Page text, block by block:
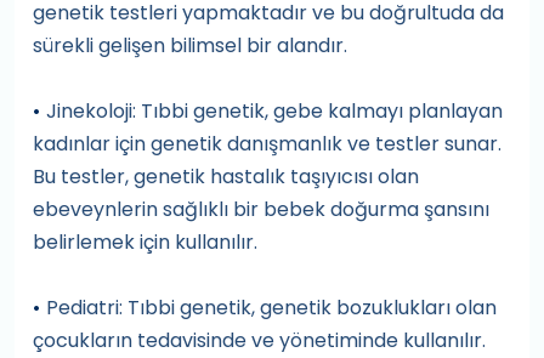
genetik testleri yapmaktadır ve bu doğrultuda da
sürekli gelişen bilimsel bir alandır.
• Jinekoloji: Tıbbi genetik, gebe kalmayı planlayan
kadınlar için genetik danışmanlık ve testler sunar.
Bu testler, genetik hastalık taşıyıcısı olan
ebeveynlerin sağlıklı bir bebek doğurma şansını
belirlemek için kullanılır.
• Pediatri: Tıbbi genetik, genetik bozuklukları olan
çocukların tedavisinde ve yönetiminde kullanılır.